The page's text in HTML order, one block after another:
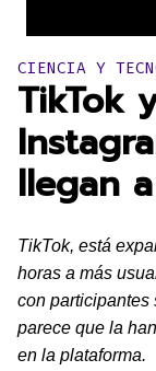
Publicado en:
CIENCIA Y
TikTok
llegan
TikTok, está
horas a más
con participantes
parece que la
en la plataforma.